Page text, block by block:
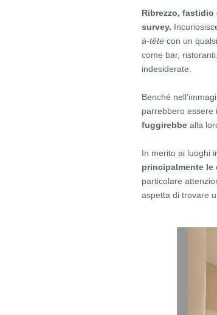
Ribrezzo, fastidio
survey.
à-tête con un
come bar,
indesiderate.
Benché
parrebbero
fuggirebbe alla
In merito ai luoghi
principalmente le
particolare
aspetta di trovare